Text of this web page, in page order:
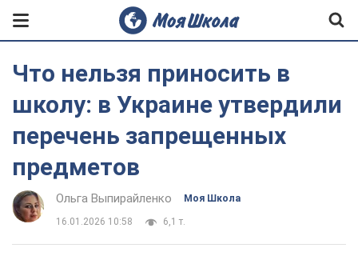
Что нельзя приносить в
школу: в Украине утвердили
перечень запрещенных
предметов
Ольга Выпирайленко Моя Школа
16.01.2026 10:58 6,1 т.